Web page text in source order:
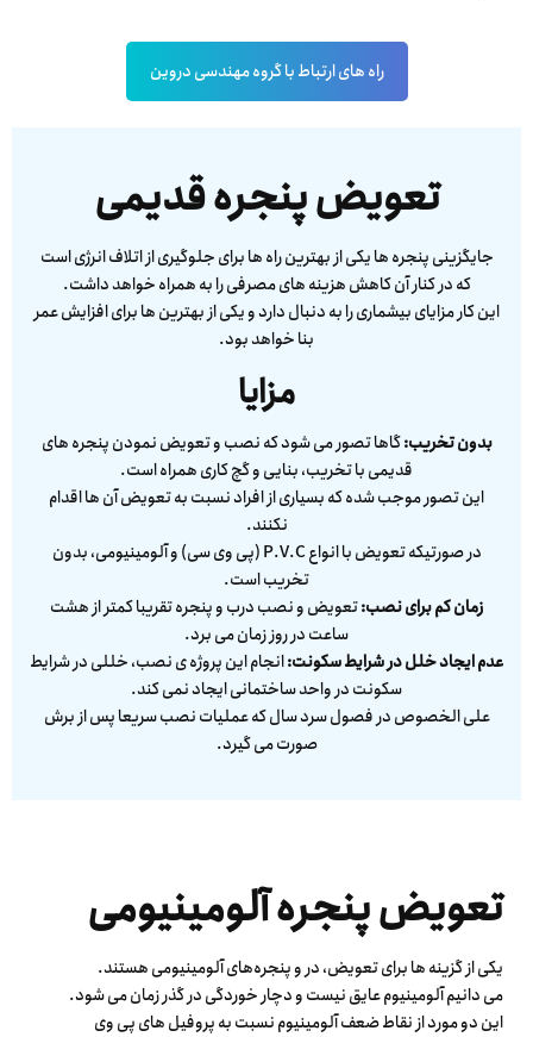
راه های ارتباط با گروه مهندسی دروین
تعویض پنجره قدیمی
جایگزینی پنجره ها یکی از بهترین راه ها برای جلوگیری از اتلاف انرژی است
که در کنار آن کاهش هزینه های مصرفی را به همراه خواهد داشت.
این کار مزایای بیشماری را به دنبال دارد و یکی از بهترین ها برای افزایش عمر
بنا خواهد بود.
مزایا
بدون تخریب:گاها تصور می شود که نصب و تعویض نمودن پنجره های
قدیمی با تخریب، بنایی و گچ کاری همراه است.
این تصور موجب شده که بسیاری از افراد نسبت به تعویض آن ها اقدام
نکنند.
در صورتیکه تعویض با انواع P.V.C (پی وی سی) و آلومینیومی، بدون
تخریب است.
زمان کم برای نصب:تعویض و نصب درب و پنجره تقریبا کمتر از هشت
ساعت در روز زمان می برد.
عدم ایجاد خلل در شرایط سکونت:انجام این پروژه ی نصب، خللی در شرایط
سکونت در واحد ساختمانی ایجاد نمی کند.
علی الخصوص در فصول سرد سال که عملیات نصب سریعا پس از برش
صورت می گیرد.
تعویض پنجره آلومینیومی
یکی از گزینه ها برای تعویض، در و پنجره‌های آلومینیومی هستند.
می دانیم آلومینیوم عایق نیست و دچار خوردگی در گذر زمان می شود.
این دو مورد از نقاط ضعف آلومینیوم نسبت به پروفیل های پی وی